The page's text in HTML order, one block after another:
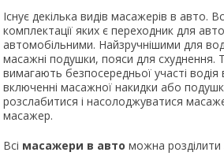
Існує декілька видів масажерів в авто.
комплектації яких є переходник для
автомобільними. Найзручнішими для
масажні подушки, пояси для схуднення.
вимагають безпосередньої участі
включенні масажної накидки або
розслабитися і насолоджуватися
масажер.
Всі масажери в авто можна розділити